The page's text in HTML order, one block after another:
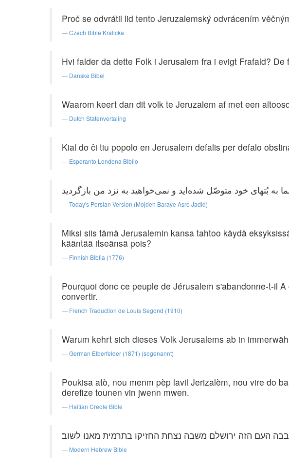
Proč se odvrátil lid tento Jeruzalemský odvrácením
Czech Bible Kralicka
Hvi falder da dette Folk i Jerusalem fra i evigt Frafald?
Danske Bibel
Waarom keert dan dit volk te Jeruzalem af met een
Dutch Statenvertaling
Kial do ĉi tiu popolo en Jerusalem defalis per defalo
Esperanto Londona Biblio
Today's Persian Version (Mojdeh Baraye Asre Jadid)
Miksi siis tämä Jerusalemin kansa tahtoo käydä
kääntää itseänsä pois?
Finnish Biblia (1776)
Pourquoi donc ce peuple de Jérusalem s'abandonne-t-il
convertir.
French Traduction de Louis Segond (1910)
Warum kehrt sich dieses Volk Jerusalems ab in
German Elberfelder (1871) (sogenannt)
Poukisa atò, nou menm pèp lavil Jerizalèm, nou vire do
derefize tounen vin jwenn mwen.
Haitian Creole Bible
העם הזה ירושלם משבה נצחת החזיקו בתרמית מאנו לשוב׃
Modern Hebrew Bible